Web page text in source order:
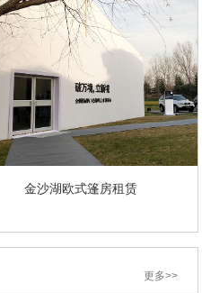
金沙湖欧式篷房租赁
更多>>